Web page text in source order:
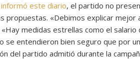
informó este diario, el partido no
propuestas. «Debimos explicar mejor
medidas estrellas como el salario
se entendieron bien seguro que por
del partido admitió durante la